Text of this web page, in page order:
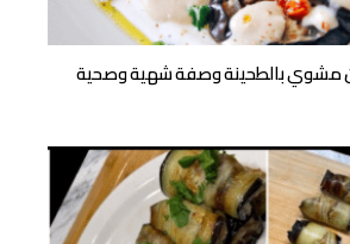
مشوي بالطحينة وصفة شهية وصحية